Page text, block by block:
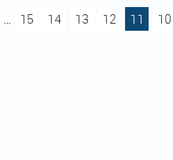
10
11
12
13
14
15
...